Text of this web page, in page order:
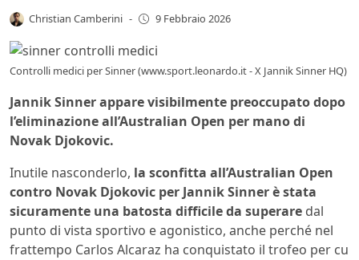
Christian Camberini - 9 Febbraio 2026
Controlli medici per Sinner (www.sport.leonardo.it - X Jannik Sinner HQ)
Jannik Sinner appare visibilmente preoccupato dopo
l’eliminazione all’Australian Open per mano di
Novak Djokovic.
Inutile nasconderlo, la sconfitta all’Australian Open
contro Novak Djokovic per Jannik Sinner è stata
sicuramente una batosta difficile da superare dal
punto di vista sportivo e agonistico, anche perché nel
frattempo Carlos Alcaraz ha conquistato il trofeo per cu